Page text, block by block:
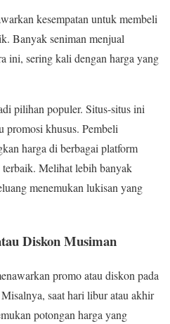
kesempatan untuk membeli
Banyak seniman menjual
ini, sering kali dengan harga yang
pilihan populer. Situs-situs ini
promosi khusus. Pembeli
harga di berbagai platform
Melihat lebih banyak
menemukan lukisan yang
Diskon Musiman
promo atau diskon pada
saat hari libur atau akhir
potongan harga yang